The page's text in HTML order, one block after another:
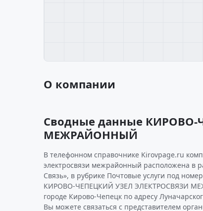
О компании
Сводные данные КИРОВО-
МЕЖРАЙОННЫЙ
В телефонном справочнике Kirovpage.ru
электросвязи межрайонный расположена в
Связь», в рубрике Почтовые услуги под
КИРОВО-ЧЕПЕЦКИЙ УЗЕЛ ЭЛЕКТРОСВЯЗИ
городе Кирово-Чепецк по адресу
Вы можете связаться с представителем